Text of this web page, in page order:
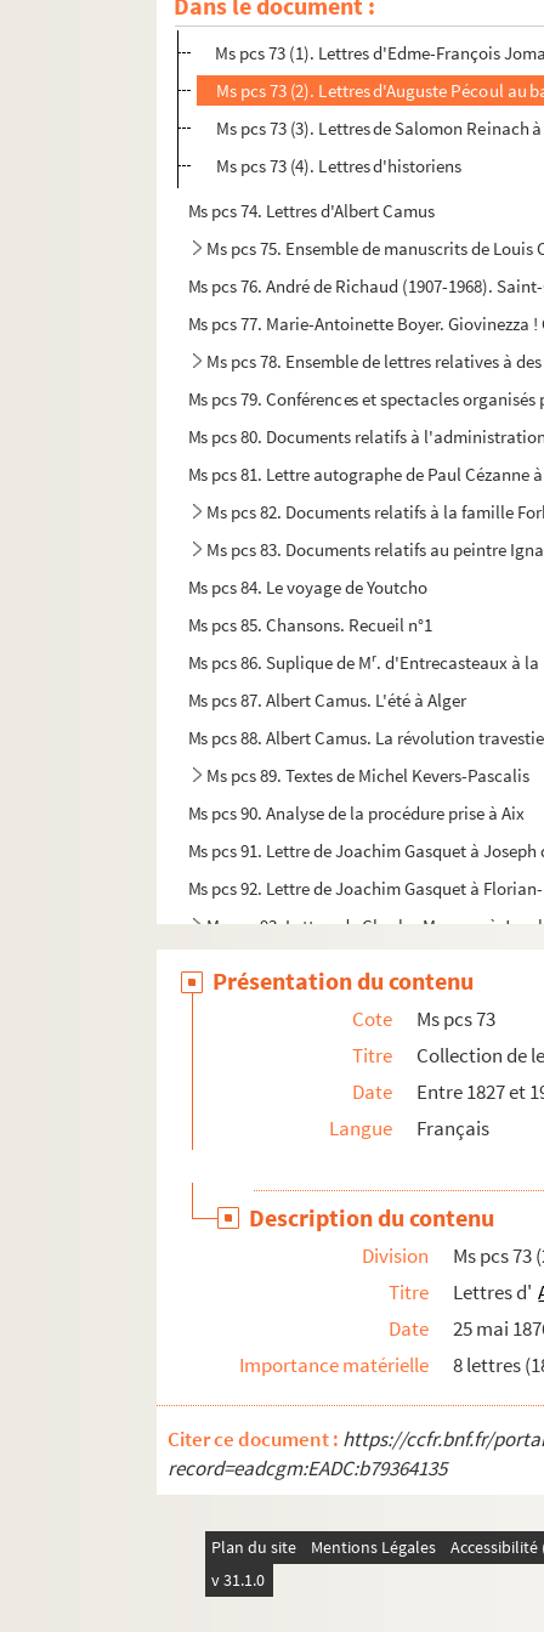
Ms pcs 73. Collection de lettres d'historiens et
Ms pcs 73 (1). Lettres d'Edme-François
Ms pcs 73 (2). Lettres d'Auguste Pécoul au
Ms pcs 73 (3). Lettres de Salomon Reinach
Ms pcs 73 (4). Lettres d'historiens
Ms pcs 74. Lettres d'Albert Camus
Ms pcs 75. Ensemble de manuscrits de Louis
Ms pcs 76. André de Richaud (1907-1968).
Ms pcs 77. Marie-Antoinette Boyer. Giovinezza !
Ms pcs 78. Ensemble de lettres relatives à
Ms pcs 79. Conférences et spectacles
Ms pcs 80. Documents relatifs à
Ms pcs 81. Lettre autographe de Paul Cézanne
Ms pcs 82. Documents relatifs à la famille
Ms pcs 83. Documents relatifs au peintre
Ms pcs 84. Le voyage de Youtcho
Ms pcs 85. Chansons. Recueil n°1
Ms pcs 86. Suplique de Mr. d'Entrecasteaux à
Ms pcs 87. Albert Camus. L'été à Alger
Ms pcs 88. Albert Camus. La révolution travestie
Ms pcs 89. Textes de Michel Kevers-Pascalis
Ms pcs 90. Analyse de la procédure prise à Aix
Ms pcs 91. Lettre de Joachim Gasquet à
Ms pcs 92. Lettre de Joachim Gasquet à
Ms pcs 93. Lettres de Charles Maurras à
Ms pcs 95. Ô Toi M.N.B.A. qui désire acquérir
Ms pcs 99. Documents relatifs au Colloque
Ms pcs 100. Fragment d'une lettre de l'abbé
Ms pcs 101. Correspondance reçue par
Ms pcs 102. Lettres d'Esprit-Michel Gibelin à
Ms pcs 103. Pièces relatives au procès entre
Ms pcs 104. Deux lettres de Victor Riqueti,
Ms pcs 105. Lettre d'Honoré-Gabriel de
Ms pcs 107-Ms pcs 109 ; FLE Af 1-FLE Af 19.
Présentation du contenu
Cote
Ms pcs 73
Titre
Collection de
Date
Entre 1827 et
Langue
Français
Description du contenu
Division
Ms pcs 73
Titre
Lettres d'
Date
25 mai
Importance matérielle
8 lettres
Citer ce document : https://ccfr.bnf.fr/
record=eadcgm:EADC:b79364135
Plan du site Mentions Légales
v 31.1.0